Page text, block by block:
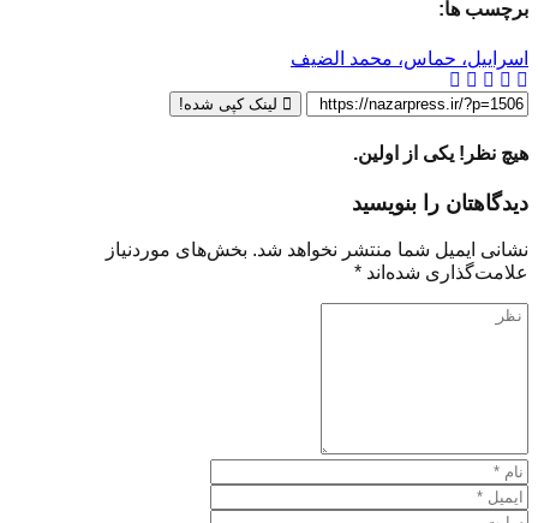
برچسب ها:
اسراییل، حماس، محمد الضیف
لینک کپی شده!
هیچ نظر! یکی از اولین.
دیدگاهتان را بنویسید
نشانی ایمیل شما منتشر نخواهد شد. بخش‌های موردنیاز
علامت‌گذاری شده‌اند *